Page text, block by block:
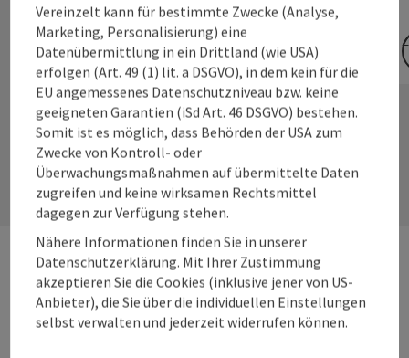
Zeitraum: 29.12.2026 - 03.01.2027
ab € 723,00
Erfolgsgeschichten aus
Oberösterreich
Vereinzelt kann für bestimmte Zwecke (Analyse,
Marketing, Personalisierung) eine
Datenübermittlung in ein Drittland (wie USA)
erfolgen (Art. 49 (1) lit. a DSGVO), in dem kein für die
EU angemessenes Datenschutzniveau bzw. keine
geeigneten Garantien (iSd Art. 46 DSGVO) bestehen.
Somit ist es möglich, dass Behörden der USA zum
Zwecke von Kontroll- oder
Überwachungsmaßnahmen auf übermittelte Daten
zugreifen und keine wirksamen Rechtsmittel
dagegen zur Verfügung stehen.
Nähere Informationen finden Sie in unserer
Datenschutzerklärung. Mit Ihrer Zustimmung
akzeptieren Sie die Cookies (inklusive jener von US-
Anbieter), die Sie über die individuellen Einstellungen
selbst verwalten und jederzeit widerrufen können.